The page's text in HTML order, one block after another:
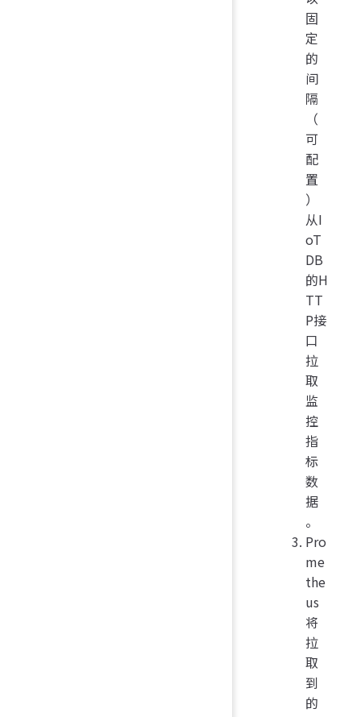
固
定
的
间
隔
（
可
配
置
）
从I
oT
DB
的H
TT
P接
口
拉
取
监
控
指
标
数
据
。
Pro
me
the
us
将
拉
取
到
的